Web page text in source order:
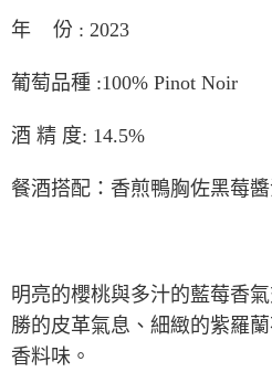
年 份 : 2023
葡萄品種 :100% Pinot Noir
酒 精 度: 14.5%
餐酒搭配：香煎鴨胸佐黑莓
明亮的櫻桃與多汁的藍莓香
勝的皮革氣息、細緻的紫羅
香料味。